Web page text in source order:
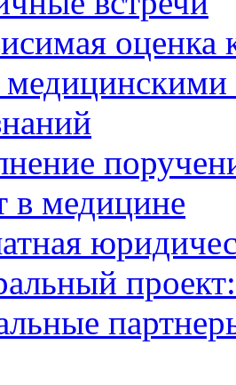
оценка
в медицине